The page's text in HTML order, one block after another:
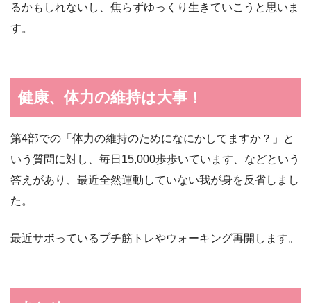
るかもしれないし、焦らずゆっくり生きていこうと思いま
す。
健康、体力の維持は大事！
第4部での「体力の維持のためになにかしてますか？」と
いう質問に対し、毎日15,000歩歩いています、などという
答えがあり、最近全然運動していない我が身を反省しまし
た。
最近サボっているプチ筋トレやウォーキング再開します。